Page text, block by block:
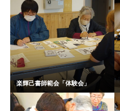
楽輝己書師範会「体験会」